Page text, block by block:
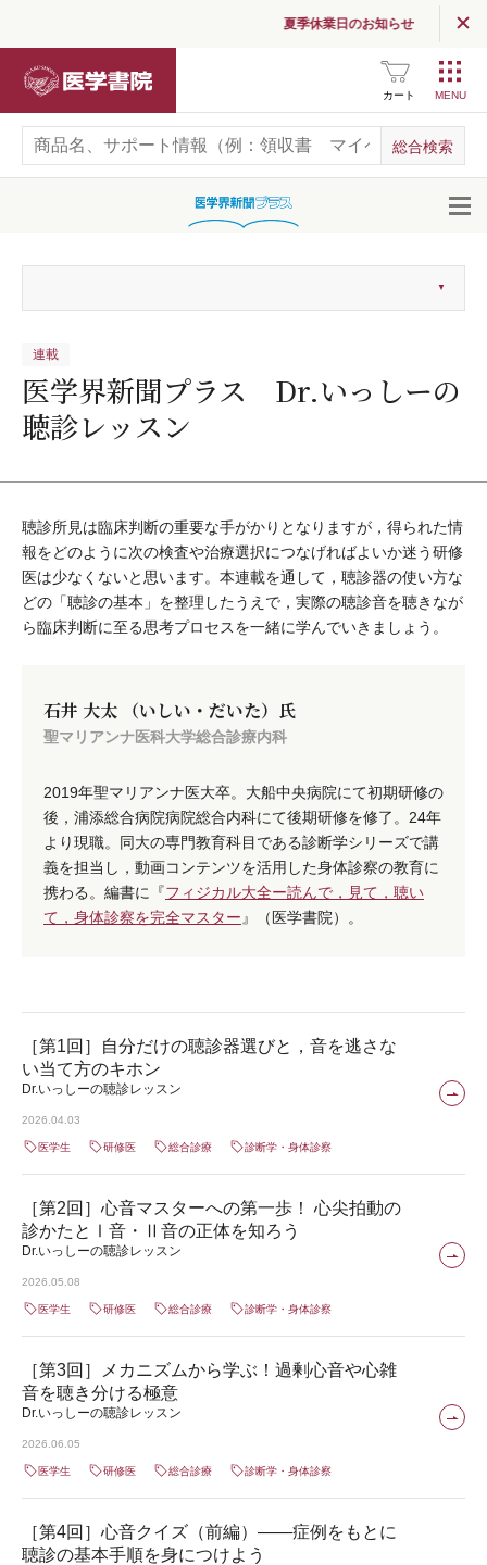
夏季休業日のお知らせ
カート
連載
医学界新聞プラス Dr.いっしーの
聴診レッスン
聴診所見は臨床判断の重要な手がかりとなりますが，得られた情
報をどのように次の検査や治療選択につなげればよいか迷う研修
医は少なくないと思います。本連載を通して，聴診器の使い方な
どの「聴診の基本」を整理したうえで，実際の聴診音を聴きなが
ら臨床判断に至る思考プロセスを一緒に学んでいきましょう。
石井 大太 （いしい・だいた）氏
聖マリアンナ医科大学総合診療内科
2019年聖マリアンナ医大卒。大船中央病院にて初期研修の
後，浦添総合病院病院総合内科にて後期研修を修了。24年
より現職。同大の専門教育科目である診断学シリーズで講
義を担当し，動画コンテンツを活用した身体診察の教育に
携わる。編書に『フィジカル大全ー読んで，見て，聴い
て，身体診察を完全マスター 』（医学書院）。
［第1回］自分だけの聴診器選びと，音を逃さな
い当て方のキホン
Dr.いっしーの聴診レッスン
2026.04.03
医学生 研修医 総合診療 診断学・身体診察
［第2回］心音マスターへの第一歩！ 心尖拍動の
診かたとⅠ音・Ⅱ音の正体を知ろう
Dr.いっしーの聴診レッスン
2026.05.08
医学生 研修医 総合診療 診断学・身体診察
［第3回］メカニズムから学ぶ！過剰心音や心雑
音を聴き分ける極意
Dr.いっしーの聴診レッスン
2026.06.05
医学生 研修医 総合診療 診断学・身体診察
［第4回］心音クイズ（前編）――症例をもとに
聴診の基本手順を身につけよう